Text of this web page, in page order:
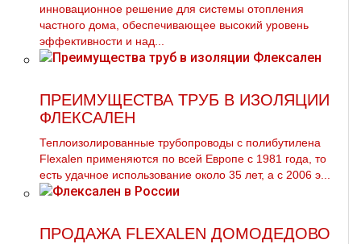
инновационное решение для системы отопления
частного дома, обеспечивающее высокий уровень
эффективности и над...
ПРЕИМУЩЕСТВА ТРУБ В ИЗОЛЯЦИИ
ФЛЕКСАЛЕН
Теплоизолированные трубопроводы с полибутилена
Flexalen применяются по всей Европе с 1981 года, то
есть удачное использование около 35 лет, а с 2006 э...
ПРОДАЖА FLEXALEN ДОМОДЕДОВО